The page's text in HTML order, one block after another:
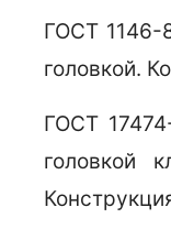
ГОСТ 1146-
головкой.
ГОСТ
головкой